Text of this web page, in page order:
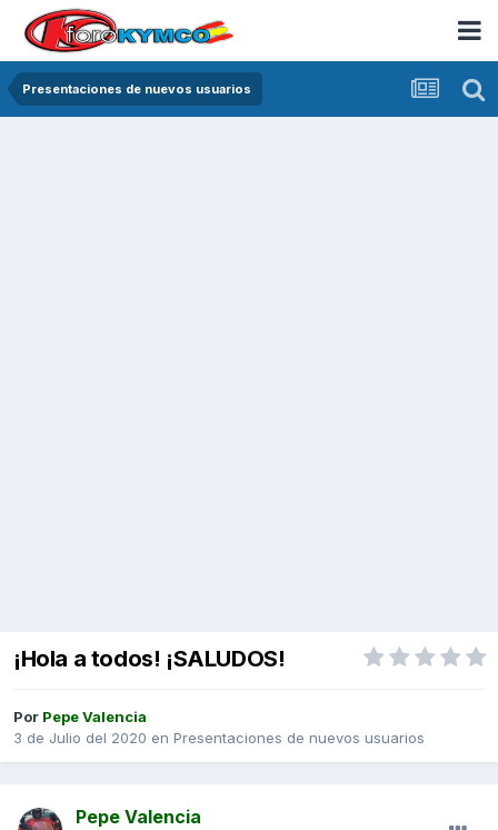
Presentaciones de nuevos usuarios
¡Hola a todos! ¡SALUDOS!
Por Pepe Valencia
3 de Julio del 2020 en Presentaciones de nuevos usuarios
Pepe Valencia